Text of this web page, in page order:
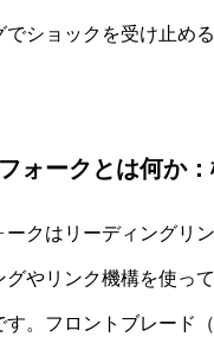
ショックを受け止め
ォークとは何か
ークはリーディングリ
グやリンク機構を使っ
す。フロントブレード